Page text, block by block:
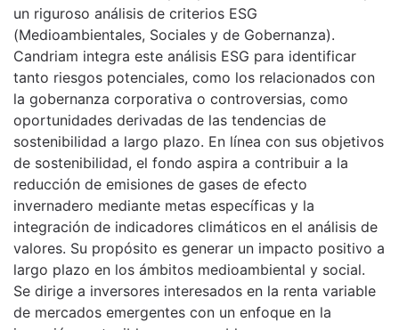
un riguroso análisis de criterios ESG
(Medioambientales, Sociales y de Gobernanza).
Candriam integra este análisis ESG para identificar
tanto riesgos potenciales, como los relacionados con
la gobernanza corporativa o controversias, como
oportunidades derivadas de las tendencias de
sostenibilidad a largo plazo. En línea con sus objetivos
de sostenibilidad, el fondo aspira a contribuir a la
reducción de emisiones de gases de efecto
invernadero mediante metas específicas y la
integración de indicadores climáticos en el análisis de
valores. Su propósito es generar un impacto positivo a
largo plazo en los ámbitos medioambiental y social.
Se dirige a inversores interesados en la renta variable
de mercados emergentes con un enfoque en la